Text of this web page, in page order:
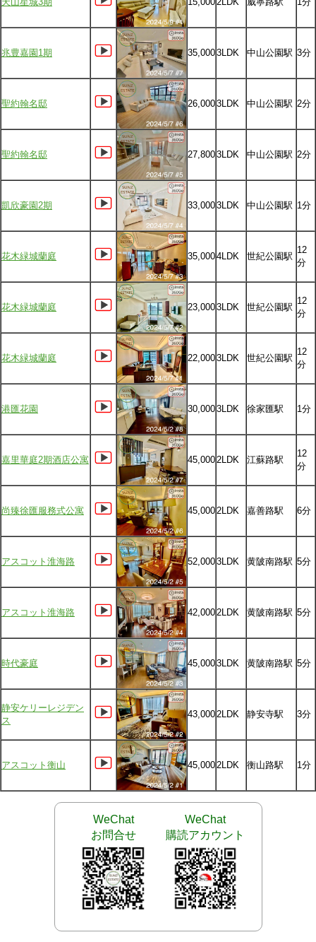
兆豊嘉園1期 35,0003LDK 中山公園駅 3分
聖約翰名邸 26,0003LDK 中山公園駅 2分
聖約翰名邸 27,8003LDK 中山公園駅 2分
凱欣豪園2期 33,0003LDK 中山公園駅 1分
花木緑城蘭庭 35,0004LDK 世紀公園駅
12
分
花木緑城蘭庭 23,0003LDK 世紀公園駅
12
分
花木緑城蘭庭 22,0003LDK 世紀公園駅
12
分
港匯花園 30,0003LDK 徐家匯駅 1分
嘉里華庭2期酒店公寓 45,0002LDK 江蘇路駅
12
分
尚臻徐匯服務式公寓 45,0002LDK 嘉善路駅 6分
アスコット淮海路 52,0003LDK 黄陂南路駅 5分
アスコット淮海路 42,0002LDK 黄陂南路駅 5分
時代豪庭 45,0003LDK 黄陂南路駅 5分
静安ケリーレジデン
ス
43,0002LDK 静安寺駅 3分
アスコット衡山 45,0002LDK 衡山路駅 1分
WeChat
お問合せ
WeChat
購読アカウント